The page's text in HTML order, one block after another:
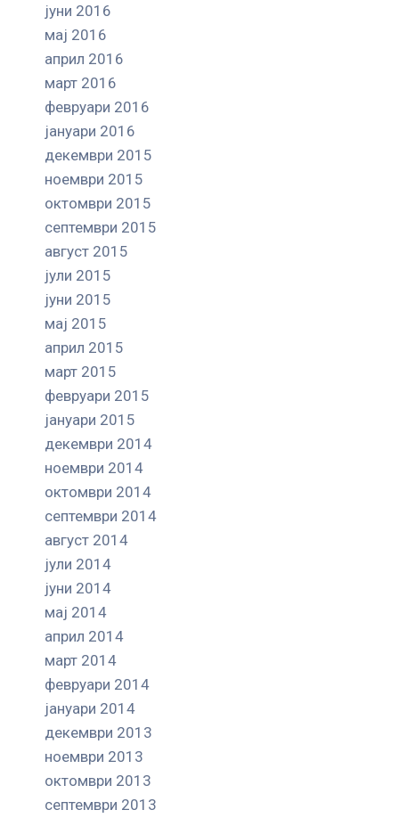
јуни 2016
мај 2016
април 2016
март 2016
февруари 2016
јануари 2016
декември 2015
ноември 2015
октомври 2015
септември 2015
август 2015
јули 2015
јуни 2015
мај 2015
април 2015
март 2015
февруари 2015
јануари 2015
декември 2014
ноември 2014
октомври 2014
септември 2014
август 2014
јули 2014
јуни 2014
мај 2014
април 2014
март 2014
февруари 2014
јануари 2014
декември 2013
ноември 2013
октомври 2013
септември 2013